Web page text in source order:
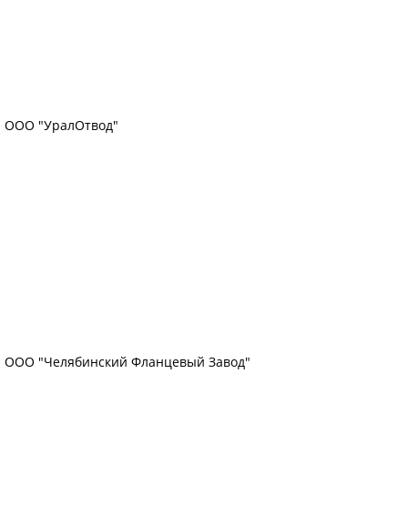
ООО "УралОтвод"
ООО "Челябинский Фланцевый Завод"